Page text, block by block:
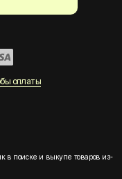
оплаты
поиске и выкупе товаров из-